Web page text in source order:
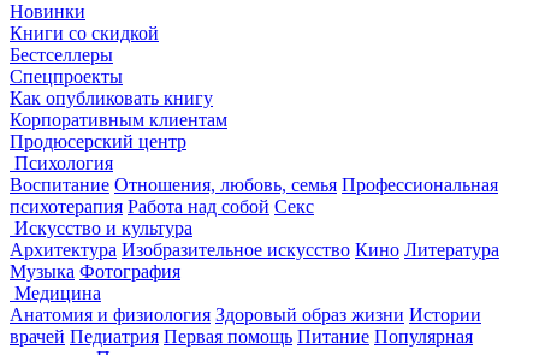
Новинки
Книги со скидкой
Бестселлеры
Спецпроекты
Как опубликовать книгу
Корпоративным клиентам
Продюсерский центр
Психология
Воспитание Отношения, любовь, семья Профессиональная
психотерапия Работа над собой Секс
Искусство и культура
Архитектура Изобразительное искусство Кино Литература
Музыка Фотография
Медицина
Анатомия и физиология Здоровый образ жизни Истории
врачей Педиатрия Первая помощь Питание Популярная